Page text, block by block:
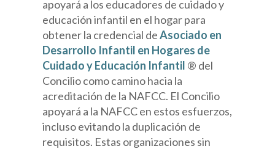
apoyará a los educadores de cuidado y
educación infantil en el hogar para
obtener la credencial deAsociado en
Desarrollo Infantil en Hogares de
Cuidado y Educación Infantil ® ​​del
Concilio como camino hacia la
acreditación de la NAFCC. El Concilio
apoyará a la NAFCC en estos esfuerzos,
incluso evitando la duplicación de
requisitos. Estas organizaciones sin